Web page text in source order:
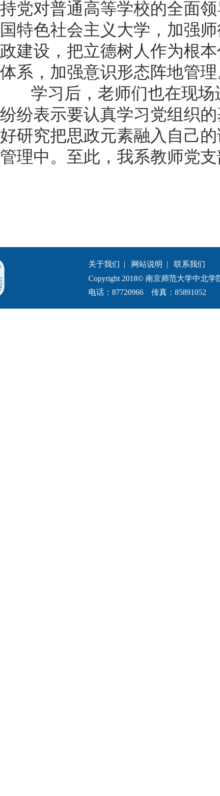
持党对普通高等学校的全面
国特色社会主义大学，加强
政建设，把立德树人作为根
体系，加强意识形态阵地管
学习后，老师们也在现场
纷纷表示要认真学习党组织
好研究把思政元素融入自己
管理中。至此，我系教师党
关于我们 | 网站说明 | 联系我们
Copyright 2018© 南京师范大学中北学
电话：87720966 传真：85891052